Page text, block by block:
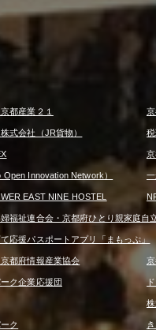
都産業２１
式会社（JR貨物）
Innovation Network）
EAST NINE HOSTEL
福祉連合会・京都府ひとり親家庭自
応援パスポートアプリ「まもっぷ」
都府情報産業協会
ク企業応援団
ク